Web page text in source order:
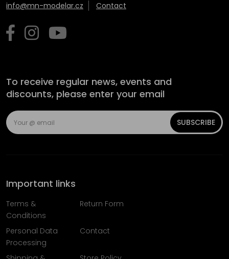
info@mn-modelar.cz Contact
To receive regular news, events and
discounts, please enter your email
SUBSCRIBE
Important links
Terms &
Conditions
Return Form
Personal Data
Processing
Contact